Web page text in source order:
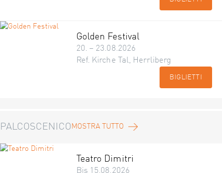
Golden Festival
20. – 23.08.2026
Ref. Kirche Tal, Herrliberg
BIGLIETTI
PALCOSCENICOMOSTRA TUTTO
Teatro Dimitri
Bis 15.08.2026